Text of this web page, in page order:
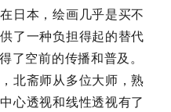
日本，绘画几乎是买不
了一种负担得起的替代
了空前的传播和普及。
北斋师从多位大师，熟
心透视和线性透视有了